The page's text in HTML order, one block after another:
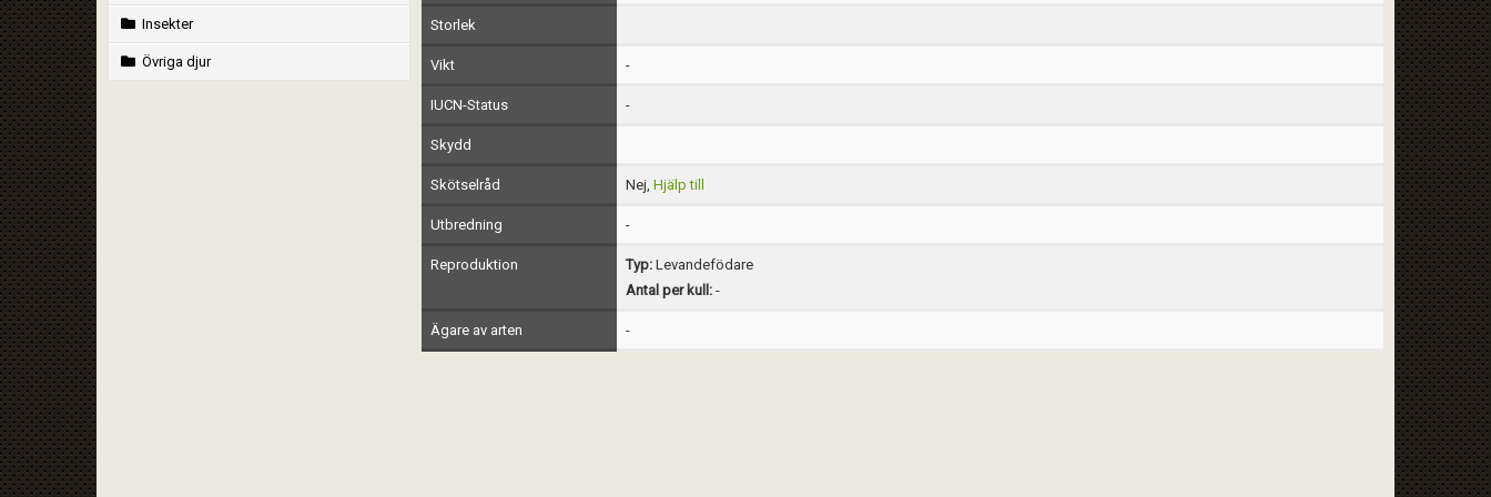
Insekter
Övriga djur
Storlek
Vikt -
IUCN-Status -
Skydd
Skötselråd Nej, Hjälp till
Utbredning -
Reproduktion Typ:Levandefödare
Antal per kull:-
Ägare av arten -